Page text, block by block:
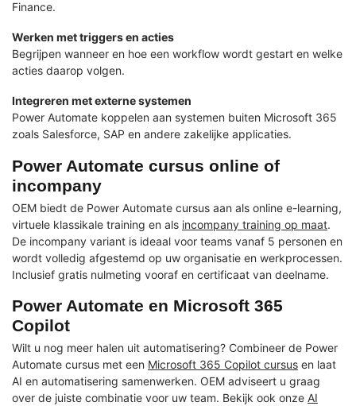
Finance.
Werken met triggers en acties
Begrijpen wanneer en hoe een workflow wordt gestart en welke
acties daarop volgen.
Integreren met externe systemen
Power Automate koppelen aan systemen buiten Microsoft 365
zoals Salesforce, SAP en andere zakelijke applicaties.
Power Automate cursus online of
incompany
OEM biedt de Power Automate cursus aan als online e-learning,
virtuele klassikale training en als incompany training op maat.
De incompany variant is ideaal voor teams vanaf 5 personen en
wordt volledig afgestemd op uw organisatie en werkprocessen.
Inclusief gratis nulmeting vooraf en certificaat van deelname.
Power Automate en Microsoft 365
Copilot
Wilt u nog meer halen uit automatisering? Combineer de Power
Automate cursus met een Microsoft 365 Copilot cursus en laat
AI en automatisering samenwerken. OEM adviseert u graag
over de juiste combinatie voor uw team. Bekijk ook onze AI